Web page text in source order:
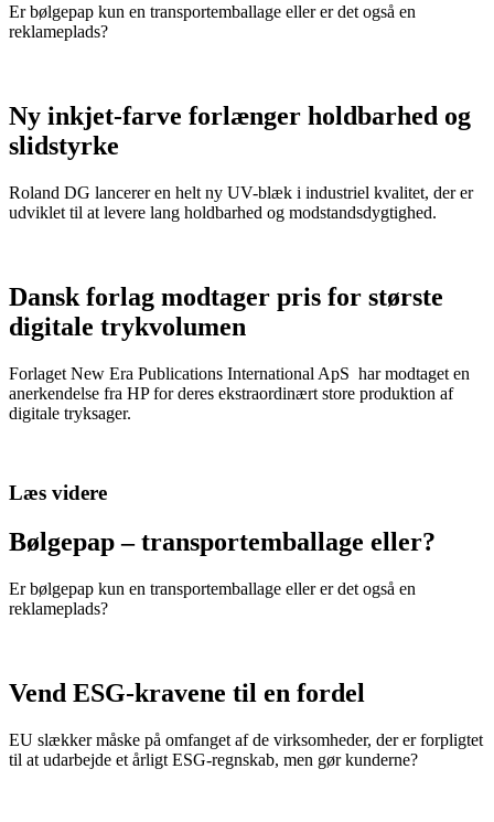
Er bølgepap kun en transportemballage eller er det også en
reklameplads?
Ny inkjet-farve forlænger holdbarhed og
slidstyrke
Roland DG lancerer en helt ny UV-blæk i industriel kvalitet, der er
udviklet til at levere lang holdbarhed og modstandsdygtighed.
Dansk forlag modtager pris for største
digitale trykvolumen
Forlaget New Era Publications International ApS har modtaget en
anerkendelse fra HP for deres ekstraordinært store produktion af
digitale tryksager.
Læs videre
Bølgepap – transportemballage eller?
Er bølgepap kun en transportemballage eller er det også en
reklameplads?
Vend ESG-kravene til en fordel
EU slækker måske på omfanget af de virksomheder, der er forpligtet
til at udarbejde et årligt ESG-regnskab, men gør kunderne?